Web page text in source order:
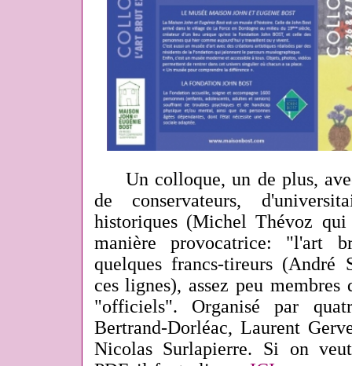
Un colloque, un de plus,
de conservateurs,
historiques (Michel Thévoz
manière provocatrice: "l'art
quelques francs-tireurs (André
ces lignes), assez peu
"officiels". Organisé par
Bertrand-Dorléac, Laurent
Nicolas Surlapierre. Si on